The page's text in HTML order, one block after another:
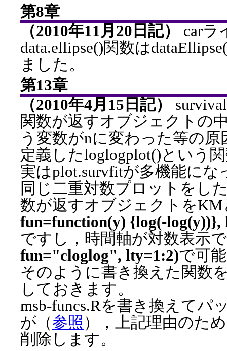
第8章
（2010年11月20日記）
carラ
data.ellipse()関数は
ました。
第13章
（2010年4月15日記）
関数が返すオブジェクトの
う変数がnに変わった等の原
定義したloglogplot()という
実はplot.survfitが多機能に
同じ二重対数プロットをし
数が返すオブジェクトを
fun=function(y) {log(-log(y))},
ですし，時間軸が対数表示
fun="cloglog", lty=1:2)で可
そのように書き換えた関数
しておきます。
msb-funcs.Rを書き換えてパ
が（参照 ），上記理由のた
削除します。